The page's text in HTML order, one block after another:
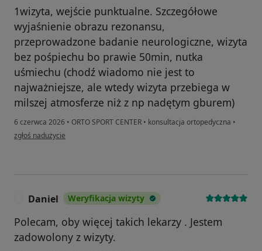
1wizyta, wejście punktualne. Szczegółowe
wyjaśnienie obrazu rezonansu,
przeprowadzone badanie neurologiczne, wizyta
bez pośpiechu bo prawie 50min, nutka
uśmiechu (chodź wiadomo nie jest to
najważniejsze, ale wtedy wizyta przebiega w
milszej atmosferze niż z np nadętym gburem)
6 czerwca 2026 • ORTO SPORT CENTER • konsultacja ortopedyczna •
w opinii użytkownika P.K
zgłoś nadużycie
Daniel Weryfikacja wizyty
Polecam, oby więcej takich lekarzy . Jestem
zadowolony z wizyty.